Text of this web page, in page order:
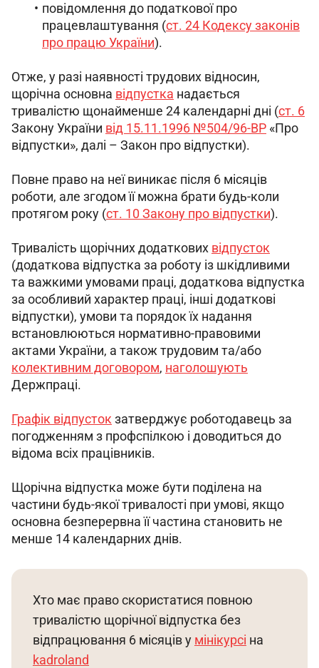
повідомлення до податкової про
працевлаштування (ст. 24 Кодексу законів
про працю України).
Отже, у разі наявності трудових відносин,
щорічна основна відпустка надається
тривалістю щонайменше 24 календарні дні (ст. 6
Закону України від 15.11.1996 №504/96-ВР «Про
відпустки», далі – Закон про відпустки).
Повне право на неї виникає після 6 місяців
роботи, але згодом її можна брати будь-коли
протягом року (ст. 10 Закону про відпустки).
Тривалість щорічних додаткових відпусток
(додаткова відпустка за роботу із шкідливими
та важкими умовами праці, додаткова відпустка
за особливий характер праці, інші додаткові
відпустки), умови та порядок їх надання
встановлюються нормативно-правовими
актами України, а також трудовим та/або
колективним договором, наголошують
Держпраці.
Графік відпусток затверджує роботодавець за
погодженням з профспілкою і доводиться до
відома всіх працівників.
Щорічна відпустка може бути поділена на
частини будь-якої тривалості при умові, якщо
основна безперервна її частина становить не
менше 14 календарних днів.
Хто має право скористатися повною
тривалістю щорічної відпустка без
відпрацювання 6 місяців у мінікурсі на
kadroland